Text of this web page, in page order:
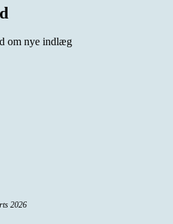
om nye indlæg
2026